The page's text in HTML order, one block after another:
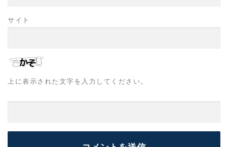
サイト
上に表示された文字を入力してください。